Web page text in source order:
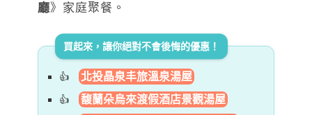
廳》家庭聚餐。
買起來，讓你絕對不會後悔的優惠！
北投晶泉丰旅溫泉湯屋
馥蘭朵烏來渡假酒店景觀湯屋